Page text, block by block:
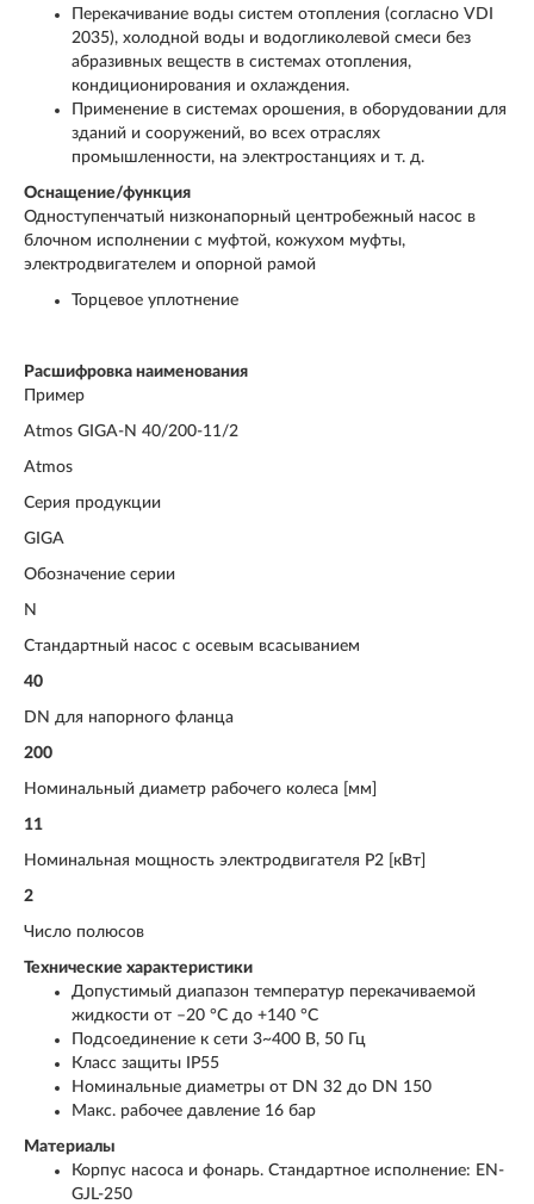
Перекачивание воды систем отопления (согласно VDI
2035), холодной воды и водогликолевой смеси без
абразивных веществ в системах отопления,
кондиционирования и охлаждения.
Применение в системах орошения, в оборудовании для
зданий и сооружений, во всех отраслях
промышленности, на электростанциях и т. д.
Оснащение/функция
Одноступенчатый низконапорный центробежный насос в
блочном исполнении с муфтой, кожухом муфты,
электродвигателем и опорной рамой
Торцевое уплотнение
Расшифровка наименования
Пример
Atmos GIGA-N 40/200-11/2
Atmos
Серия продукции
GIGA
Обозначение серии
N
Стандартный насос с осевым всасыванием
40
DN для напорного фланца
200
Номинальный диаметр рабочего колеса [мм]
11
Номинальная мощность электродвигателя Р2 [кВт]
2
Число полюсов
Технические характеристики
Допустимый диапазон температур перекачиваемой
жидкости от –20 °C до +140 °C
Подсоединение к сети 3~400 В, 50 Гц
Класс защиты IP55
Номинальные диаметры от DN 32 до DN 150
Макс. рабочее давление 16 бар
Материалы
Корпус насоса и фонарь. Стандартное исполнение: EN-
GJL-250